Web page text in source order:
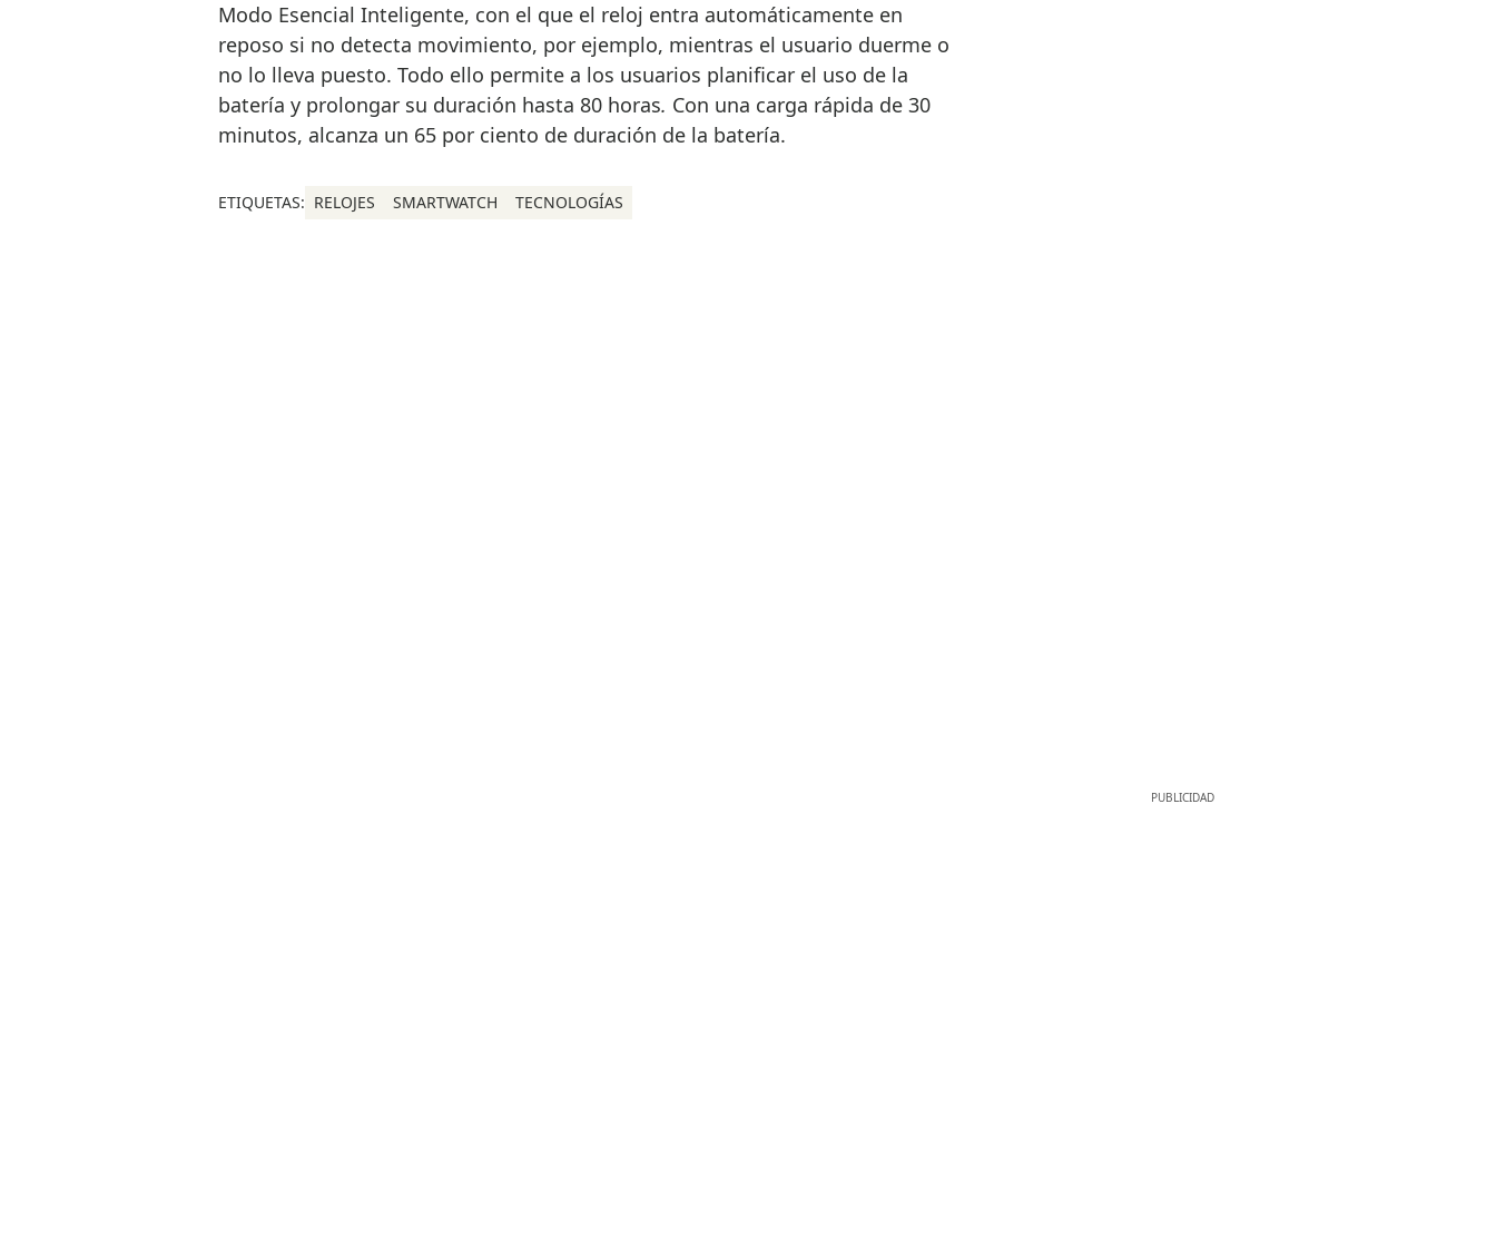
Modo Esencial Inteligente, con el que el reloj entra automáticamente en
reposo si no detecta movimiento, por ejemplo, mientras el usuario duerme o
no lo lleva puesto. Todo ello permite a los usuarios planificar el uso de la
batería y prolongar su duración hasta 80 horas. Con una carga rápida de 30
minutos, alcanza un 65 por ciento de duración de la batería.
ETIQUETAS: RELOJES SMARTWATCH TECNOLOGÍAS